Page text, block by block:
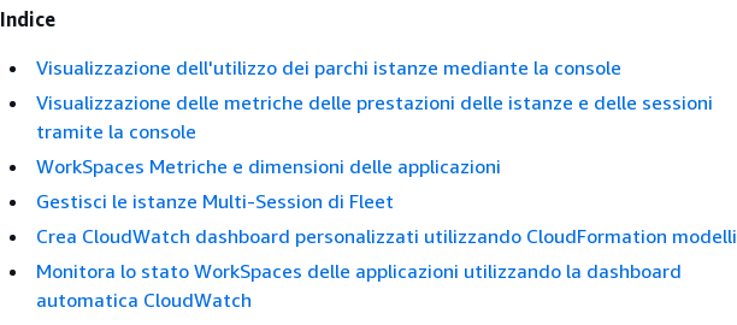
Indice
Visualizzazione dell'utilizzo dei parchi istanze mediante la console
Visualizzazione delle metriche delle prestazioni delle istanze e delle sessioni
tramite la console
WorkSpaces Metriche e dimensioni delle applicazioni
Gestisci le istanze Multi-Session di Fleet
Crea CloudWatch dashboard personalizzati utilizzando CloudFormation modelli
Monitora lo stato WorkSpaces delle applicazioni utilizzando la dashboard
automatica CloudWatch